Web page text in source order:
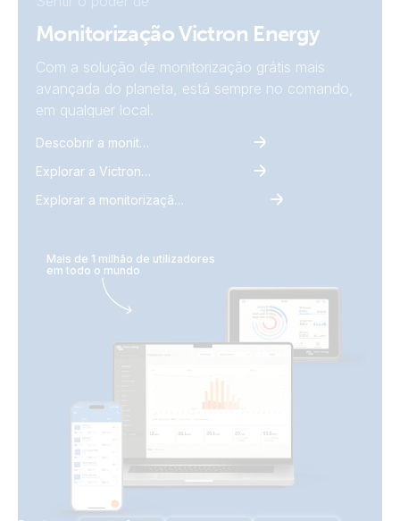
Monitorização Victron Energy
Com a solução de monitorização grátis mais
avançada do planeta, está sempre no comando,
em qualquer local.
Descobrir a monitorização
Explorar a VictronConnect
Explorar a monitorização remota Victron
Mais de 1 milhão de utilizadores
em todo o mundo